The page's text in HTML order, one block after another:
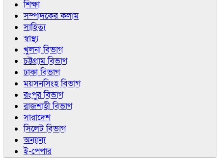
শিক্ষা
সম্পাদকের কলাম
সাহিত্য
স্বাস্থ্য
খুলনা বিভাগ
চট্টগ্রাম বিভাগ
ঢাকা বিভাগ
ময়সনসিংহ বিভাগ
রংপুর বিভাগ
রাজশাহী বিভাগ
সারাদেশ
সিলেট বিভাগ
অন্যান্য
ই-পেপার